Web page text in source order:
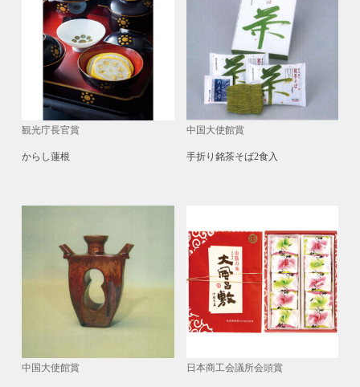
観光庁長官賞
からし蓮根
中国大使館賞
手折り銘茶そば2食入
中国大使館賞 日本商工会議所会頭賞